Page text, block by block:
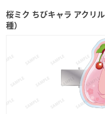
桜ミク ちびキャラ アクリ
種）